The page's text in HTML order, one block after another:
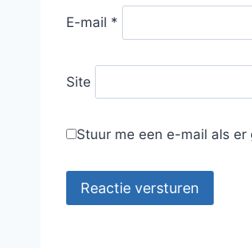
E-mail *
Site
Stuur me een e-mail als
Reactie versturen